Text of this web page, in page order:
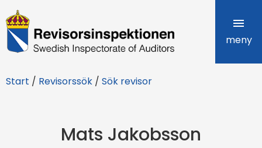
R
e
i
meny
Start / Revisorssök / Sök revisor
Mats Jakobsson